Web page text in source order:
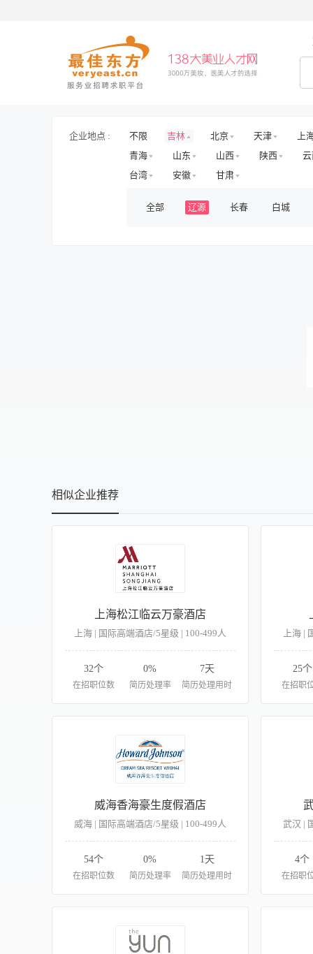
企业地点 : 不限 吉林 北京 天津
上
青海
山东 山西 陕西
台湾
安徽 甘肃
全部 辽源 长春 白城
相似企业推荐
上海松江临云万豪酒店
上海 | 国际高端酒店/5星级 | 100-499人
32个
在招职位数
0%
简历处理率
7天
简历处理用时
上海 |
25个
在招职
威海香海豪生度假酒店
威海 | 国际高端酒店/5星级 | 100-499人
54个
在招职位数
0%
简历处理率
1天
简历处理用时
武汉 |
4个
在招职